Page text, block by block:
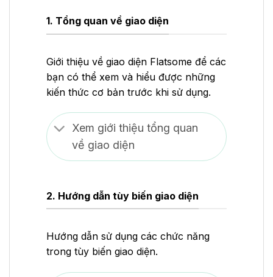
1. Tổng quan về giao diện
Giới thiệu về giao diện Flatsome để các
bạn có thể xem và hiểu được những
kiến thức cơ bản trước khi sử dụng.
Xem giới thiệu tổng quan
về giao diện
2. Hướng dẫn tùy biến giao diện
Hướng dẫn sử dụng các chức năng
trong tùy biến giao diện.